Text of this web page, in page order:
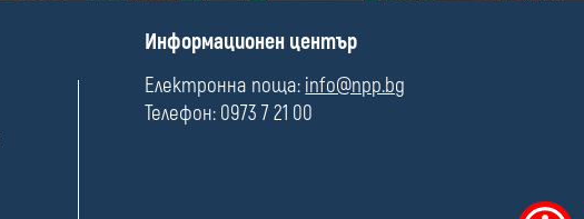
П
л
е
Информационен център
Електронна поща: info@npp.bg
Телефон: 0973 7 21 00